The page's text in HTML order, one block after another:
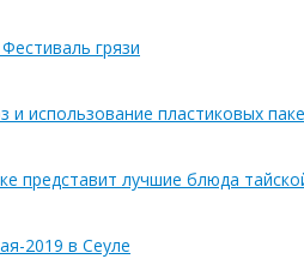
грязи
и использование пластиковых
представит лучшие блюда
2019 в Сеуле